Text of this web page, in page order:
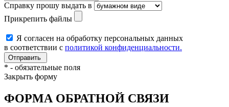
Справку прошу выдать в
Прикрепить файлы
Я согласен на обработку персональных данных
в соответствии с политикой конфиденциальности.
* - обязательные поля
Закрыть форму
ФОРМА ОБРАТНОЙ СВЯЗИ